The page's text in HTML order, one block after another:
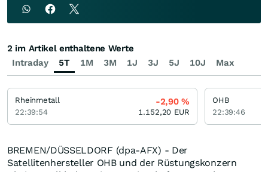
BREMEN/DÜSSELDORF (dpa-AFX) - Der
Satellitenhersteller OHB und der Rüstungskonzern
Intraday 5T 1M 3M 1J 3J 5J 10J Max
2 im Artikel enthaltene Werte
Rheinmetall
22:39:54
-2,90%
1.152,20 EUR
OHB
22:39:46